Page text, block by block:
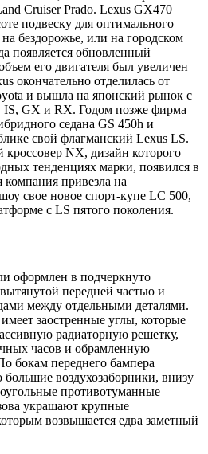
Cruiser Prado. Lexus GX470
подвеску для оптимального
бездорожье, или на городском
появляется обновленный
его двигателя был увеличен
окончательно отделилась от
и вышла на японский рынок c
GX и RX. Годом позже фирма
седана GS 450h и
свой флагманский Lexus LS.
NX, дизайн которого
тенденциях марки, появился в
компания привезла на
свое новое спорт-купе LC 500,
с LS пятого поколения.
оформлен в подчеркнуто
передней частью и
между отдельными деталями.
заостренные углы, которые
радиаторную решетку,
часов и обрамленную
бокам переднего бампера
большие воздухозаборники, внизу
противотуманные
украшают крупные
возвышается едва заметный